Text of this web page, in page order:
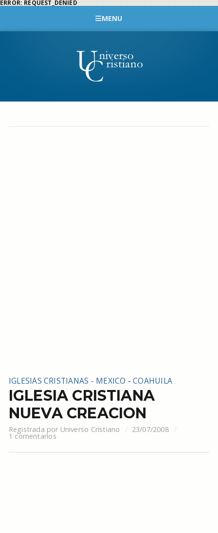
ERROR: REQUEST_DENIED
MENU
IGLESIAS CRISTIANAS - MEXICO -COAHUILA
IGLESIA CRISTIANA
NUEVA CREACION
Registrada por Universo Cristiano 23/07/2008
1 comentarios